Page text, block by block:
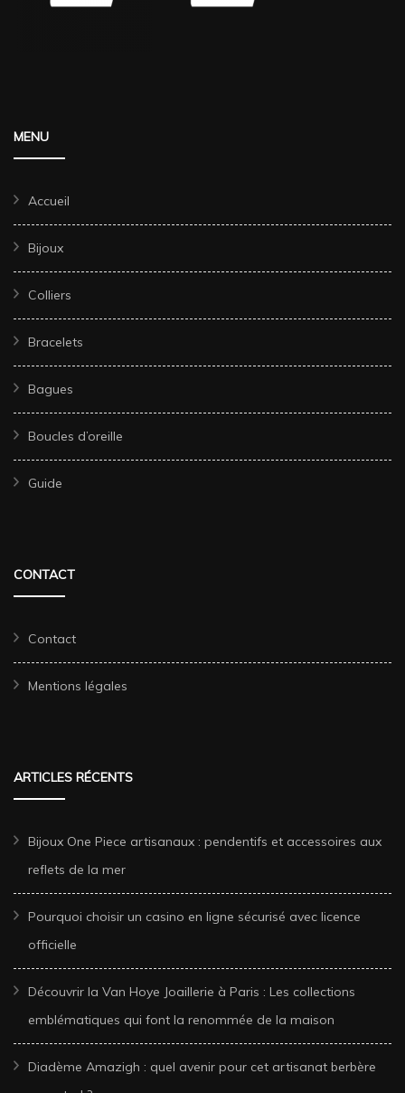
MENU
Accueil
Bijoux
Colliers
Bracelets
Bagues
Boucles d’oreille
Guide
CONTACT
Contact
Mentions légales
ARTICLES RÉCENTS
Bijoux One Piece artisanaux : pendentifs et accessoires aux
reflets de la mer
Pourquoi choisir un casino en ligne sécurisé avec licence
officielle
Découvrir la Van Hoye Joaillerie à Paris : Les collections
emblématiques qui font la renommée de la maison
Diadème Amazigh : quel avenir pour cet artisanat berbère